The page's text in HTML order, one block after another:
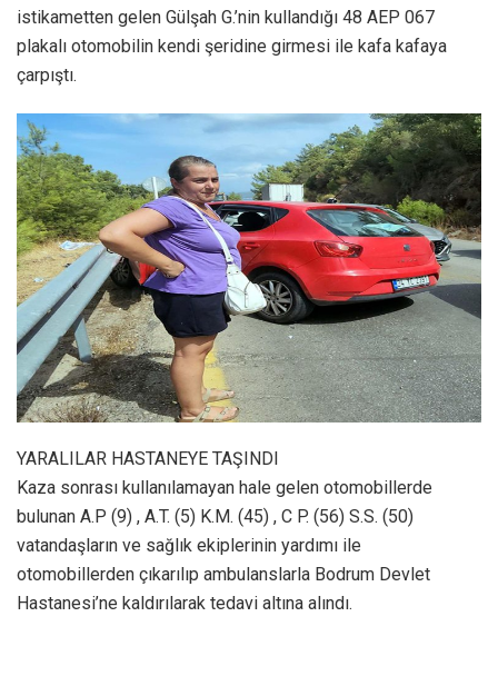
istikametten gelen Gülşah G.’nin kullandığı 48 AEP 067
plakalı otomobilin kendi şeridine girmesi ile kafa kafaya
çarpıştı.
YARALILAR HASTANEYE TAŞINDI
Kaza sonrası kullanılamayan hale gelen otomobillerde
bulunan A.P (9) , A.T. (5) K.M. (45) , C P. (56) S.S. (50)
vatandaşların ve sağlık ekiplerinin yardımı ile
otomobillerden çıkarılıp ambulanslarla Bodrum Devlet
Hastanesi’ne kaldırılarak tedavi altına alındı.